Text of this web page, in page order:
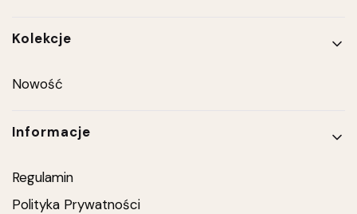
Kolekcje
Nowość
Informacje
Regulamin
Polityka Prywatności